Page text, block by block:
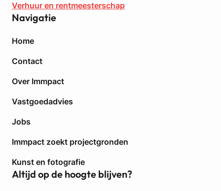
Verhuur en rentmeesterschap
Navigatie
Home
Contact
Over Immpact
Vastgoedadvies
Jobs
Immpact zoekt projectgronden
Kunst en fotografie
Altijd op de hoogte blijven?